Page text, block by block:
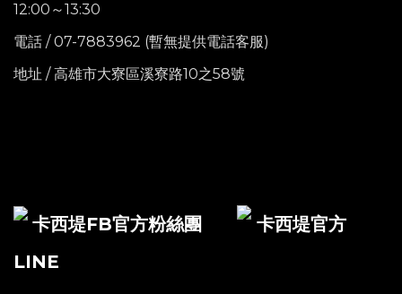
12:00～13:30
電話 / 07-7883962 (暫無提供電話客服)
地址 / 高雄市大寮區溪寮路10之58號
卡西堤FB官方粉絲團
卡西堤官方
LINE